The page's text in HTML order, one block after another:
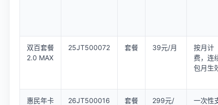
双百套餐
2.0 MAX
25JT500072 套餐 39元/月
按月计
费，连
包月生
惠民年卡
26JT500016 套餐
299元/
一次性